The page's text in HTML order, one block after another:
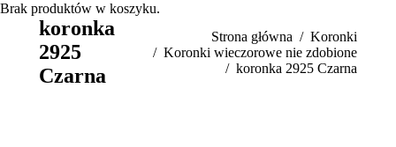
Brak produktów w koszyku.
koronka
2925
Czarna
Strona główna
Koronki
Koronki wieczorowe nie zdobione
koronka 2925 Czarna